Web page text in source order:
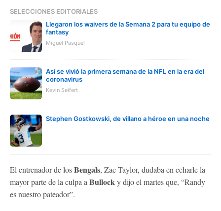
SELECCIONES EDITORIALES
Llegaron los waivers de la Semana 2 para tu equipo de
fantasy
Miguel Pasquel
Así se vivió la primera semana de la NFL en la era del
coronavirus
Kevin Seifert
Stephen Gostkowski, de villano a héroe en una noche
El entrenador de losBengals, Zac Taylor, dudaba en echarle la
mayor parte de la culpa a Bullock y dijo el martes que, “Randy
es nuestro pateador”.